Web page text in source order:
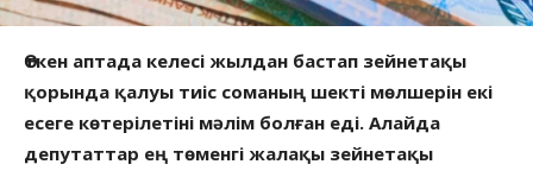
Өткен аптада келесі жылдан бастап зейнетақы
қорында қалуы тиіс соманың шекті мөлшерін екі
есеге көтерілетіні мәлім болған еді. Алайда
депутаттар ең төменгі жалақы зейнетақы